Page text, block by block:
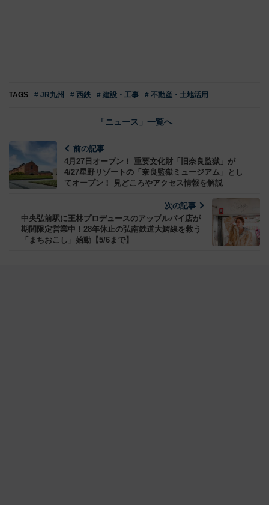
TAGS # JR九州 # 西鉄 # 建設・工事 # 不動産・土地活用
「ニュース」一覧へ
前の記事
4月27日オープン！ 重要文化財「旧奈良監獄」が
4/27星野リゾートの「奈良監獄ミュージアム」とし
てオープン！ 見どころやアクセス情報を解説
次の記事
中央弘前駅に王林プロデュースのアップルパイ店が
期間限定営業中！28年休止の弘南鉄道大鰐線を救う
「まちおこし」始動【5/6まで】